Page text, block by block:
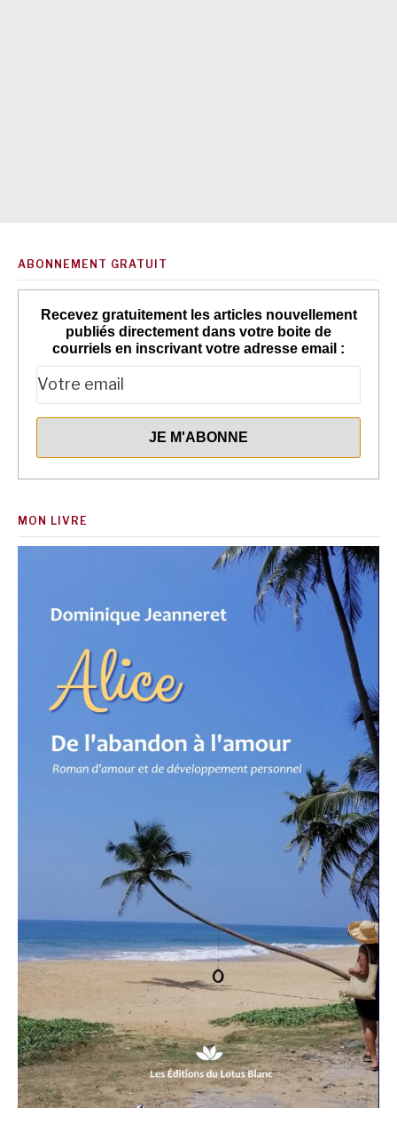
ABONNEMENT GRATUIT
Recevez gratuitement les articles nouvellement
publiés directement dans votre boite de
courriels en inscrivant votre adresse email :
MON LIVRE